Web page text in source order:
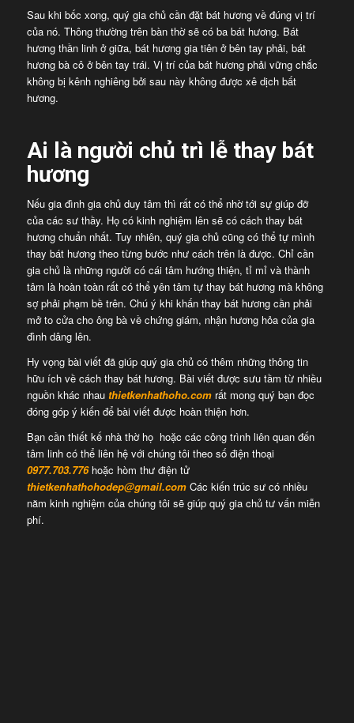
Sau khi bốc xong, quý gia chủ cần đặt bát hương về đúng vị trí
của nó. Thông thường trên bàn thờ sẽ có ba bát hương. Bát
hương thần linh ở giữa, bát hương gia tiên ở bên tay phải, bát
hương bà cô ở bên tay trái. Vị trí của bát hương phải vững chắc
không bị kênh nghiêng bởi sau này không được xê dịch bất
hương.
Ai là người chủ trì lễ thay bát
hương
Nếu gia đình gia chủ duy tâm thì rất có thể nhờ tới sự giúp đỡ
của các sư thầy. Họ có kinh nghiệm lên sẽ có cách thay bát
hương chuẩn nhất. Tuy nhiên, quý gia chủ cũng có thể tự mình
thay bát hương theo từng bước như cách trên là được. Chỉ cần
gia chủ là những người có cái tâm hướng thiện, tỉ mỉ và thành
tâm là hoàn toàn rất có thể yên tâm tự thay bát hương mà không
sợ phải phạm bề trên. Chú ý khi khấn thay bát hương cần phải
mở to cửa cho ông bà về chứng giám, nhận hương hỏa của gia
đình dâng lên.
Hy vọng bài viết đã giúp quý gia chủ có thêm những thông tin
hữu ích về cách thay bát hương. Bài viết được sưu tầm từ nhiều
nguồn khác nhau thietkenhathoho.comrất mong quý bạn đọc
đóng góp ý kiến để bài viết được hoàn thiện hơn.
Bạn cần thiết kế nhà thờ họ hoặc các công trình liên quan đến
tâm linh có thể liên hệ với chúng tôi theo số điện thoại
0977.703.776hoặc hòm thư điện tử
thietkenhathohodep@gmail.comCác kiến trúc sư có nhiều
năm kinh nghiệm của chúng tôi sẽ giúp quý gia chủ tư vấn miễn
phí.